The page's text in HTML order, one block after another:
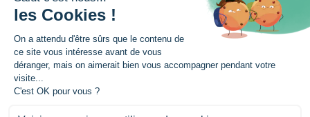
Empleo
Eskola Futura
Forma NAEN
TRANSFERMUGA-RREKIN
¿Qué es la Eurorregión?
Noticias
Area de prensea